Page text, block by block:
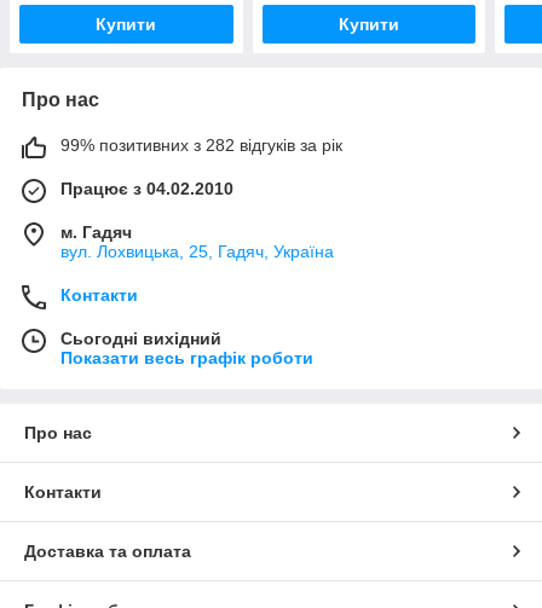
Купити Купити
Про нас
99% позитивних з 282 відгуків за рік
Працює з 04.02.2010
м. Гадяч
вул. Лохвицька, 25, Гадяч, Україна
Контакти
Сьогодні вихідний
Показати весь графік роботи
Про нас
Контакти
Доставка та оплата